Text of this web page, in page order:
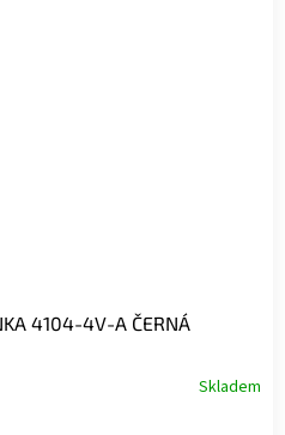
4104-4V-A ČERNÁ
Skladem